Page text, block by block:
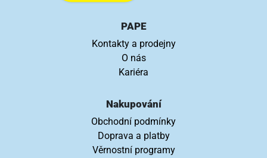
PAPE
Kontakty a prodejny
O nás
Kariéra
Nakupování
Obchodní podmínky
Doprava a platby
Věrnostní programy